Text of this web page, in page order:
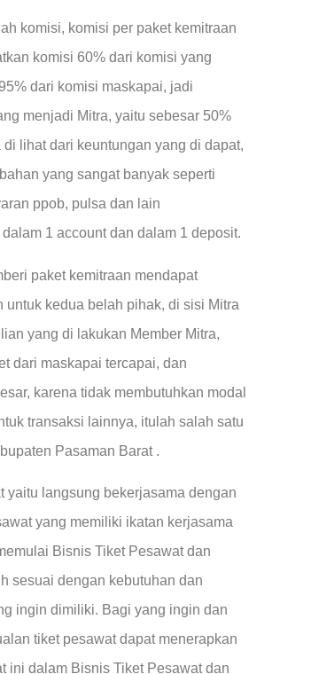
komisi, komisi per paket kemitraan
komisi 60% dari komisi yang
dari komisi maskapai, jadi
menjadi Mitra, yaitu sebesar 50%
lihat dari keuntungan yang di dapat,
yang sangat banyak seperti
ppob, pulsa dan lain
1 account dan dalam 1 deposit.
paket kemitraan mendapat
kedua belah pihak, di sisi Mitra
yang di lakukan Member Mitra,
dari maskapai tercapai, dan
karena tidak membutuhkan modal
transaksi lainnya, itulah salah satu
Pasaman Barat .
yaitu langsung bekerjasama dengan
yang memiliki ikatan kerjasama
Bisnis Tiket Pesawat dan
sesuai dengan kebutuhan dan
ingin dimiliki. Bagi yang ingin dan
tiket pesawat dapat menerapkan
ini dalam Bisnis Tiket Pesawat dan